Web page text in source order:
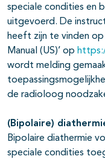
speciale condities en
uitgevoerd. De
heeft zijn te vinden op
Manual (US)’ op
wordt melding
de radioloog
(Bipolaire)
Bipolaire diathermie
speciale condities